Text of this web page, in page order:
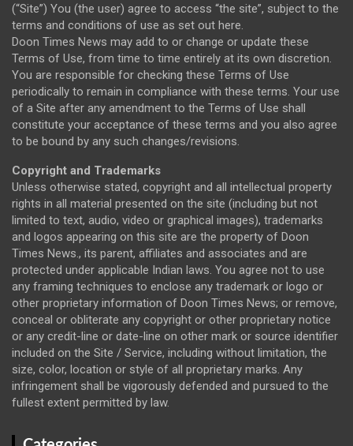
(“Site”) You (the user) agree to access “the site”, subject to the
terms and conditions of use as set out here.
Doon Times News may add to or change or update these
Terms of Use, from time to time entirely at its own discretion.
You are responsible for checking these Terms of Use
periodically to remain in compliance with these terms. Your use
of a Site after any amendment to the Terms of Use shall
constitute your acceptance of these terms and you also agree
to be bound by any such changes/revisions.
Copyright and Trademarks
Unless otherwise stated, copyright and all intellectual property
rights in all material presented on the site (including but not
limited to text, audio, video or graphical images), trademarks
and logos appearing on this site are the property of Doon
Times News., its parent, affiliates and associates and are
protected under applicable Indian laws. You agree not to use
any framing techniques to enclose any trademark or logo or
other proprietary information of Doon Times News; or remove,
conceal or obliterate any copyright or other proprietary notice
or any credit-line or date-line on other mark or source identifier
included on the Site / Service, including without limitation, the
size, color, location or style of all proprietary marks. Any
infringement shall be vigorously defended and pursued to the
fullest extent permitted by law.